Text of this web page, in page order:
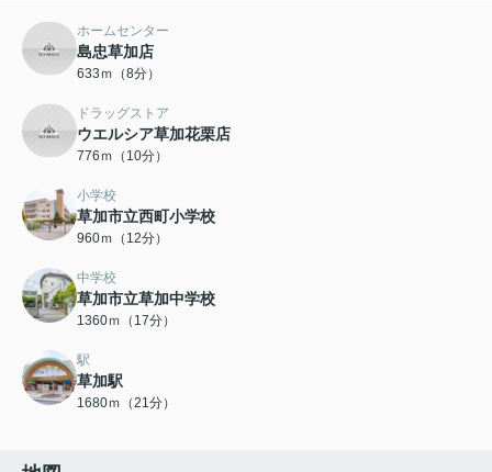
ホームセンター
島忠草加店
633ｍ（8分）
ドラッグストア
ウエルシア草加花栗店
776ｍ（10分）
小学校
草加市立西町小学校
960ｍ（12分）
中学校
草加市立草加中学校
1360ｍ（17分）
駅
草加駅
1680ｍ（21分）